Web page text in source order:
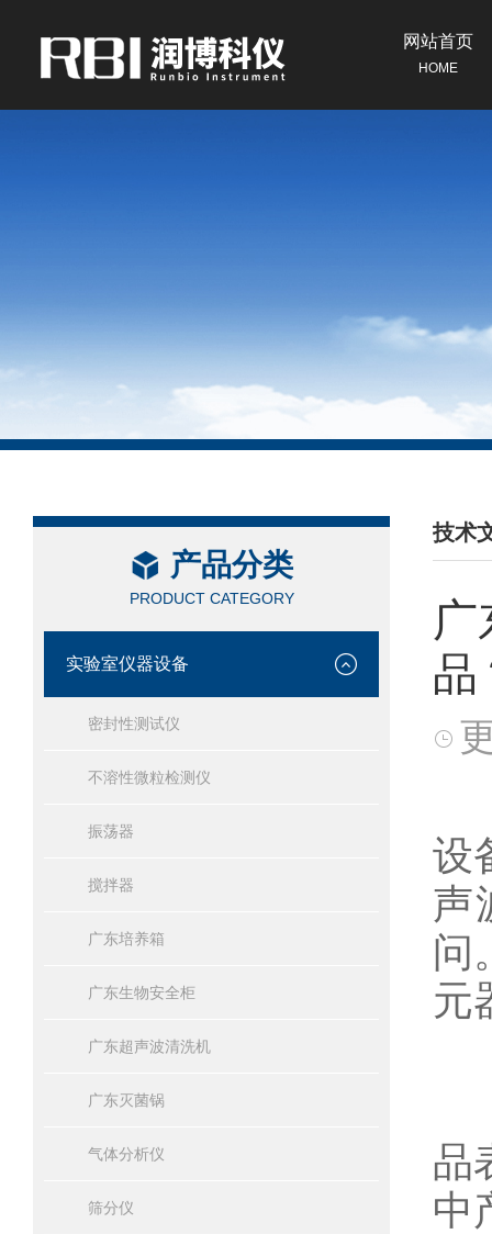
网站首页
HOME
产品分类
PRODUCT CATEGORY
实验室仪器设备
密封性测试仪
不溶性微粒检测仪
振荡器
搅拌器
广东培养箱
广东生物安全柜
广东超声波清洗机
广东灭菌锅
气体分析仪
筛分仪
技术
/
品
设
声
问
元
品
中